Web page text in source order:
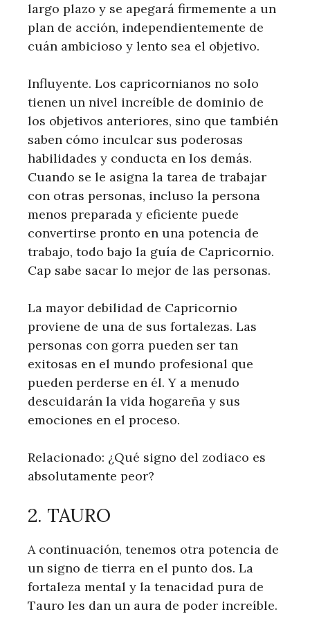
largo plazo y se apegará firmemente a un
plan de acción, independientemente de
cuán ambicioso y lento sea el objetivo.
Influyente. Los capricornianos no solo
tienen un nivel increíble de dominio de
los objetivos anteriores, sino que también
saben cómo inculcar sus poderosas
habilidades y conducta en los demás.
Cuando se le asigna la tarea de trabajar
con otras personas, incluso la persona
menos preparada y eficiente puede
convertirse pronto en una potencia de
trabajo, todo bajo la guía de Capricornio.
Cap sabe sacar lo mejor de las personas.
La mayor debilidad de Capricornio
proviene de una de sus fortalezas. Las
personas con gorra pueden ser tan
exitosas en el mundo profesional que
pueden perderse en él. Y a menudo
descuidarán la vida hogareña y sus
emociones en el proceso.
Relacionado: ¿Qué signo del zodiaco es
absolutamente peor?
2. TAURO
A continuación, tenemos otra potencia de
un signo de tierra en el punto dos. La
fortaleza mental y la tenacidad pura de
Tauro les dan un aura de poder increíble.